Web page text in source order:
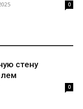
0
стену
0